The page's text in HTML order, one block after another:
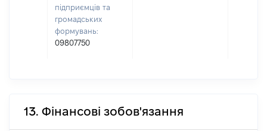
підприємців та
громадських
формувань:
09807750
13. Фінансові зобов'язання